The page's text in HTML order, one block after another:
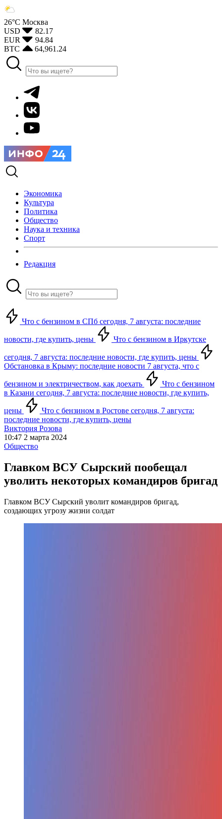
26°С Москва
USD
82.17
EUR
94.84
BTC
64,961.24
Экономика
Культура
Политика
Общество
Наука и техника
Спорт
Редакция
Что с бензином в СПб сегодня, 7 августа: последние
новости, где купить, цены Что с бензином в Иркутске
сегодня, 7 августа: последние новости, где купить, цены
Обстановка в Крыму: последние новости 7 августа, что с
бензином и электричеством, как доехать
Что с бензином
в Казани сегодня, 7 августа: последние новости, где купить,
цены
Что с бензином в Ростове сегодня, 7 августа:
последние новости, где купить, цены
Виктория Розова
10:47 2 марта 2024
Общество
Главком ВСУ Сырский пообещал
уволить некоторых командиров бригад
Главком ВСУ Сырский уволит командиров бригад,
создающих угрозу жизни солдат